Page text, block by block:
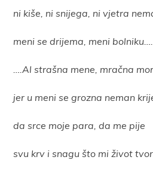
ni kiše, ni snijega, ni vjetra
meni se drijema, meni bolniku….
….Al strašna mene, mračna
jer u meni se grozna neman
da srce moje para, da me pije
svu krv i snagu što mi život